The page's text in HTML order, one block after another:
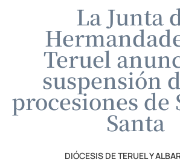
La Junta
Teruel
suspensión
procesiones de
Santa
DIÓCESIS DE TERUEL Y